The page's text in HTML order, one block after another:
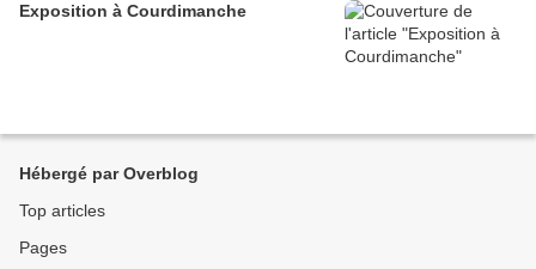
Exposition à Courdimanche
Hébergé par Overblog
Top articles
Pages